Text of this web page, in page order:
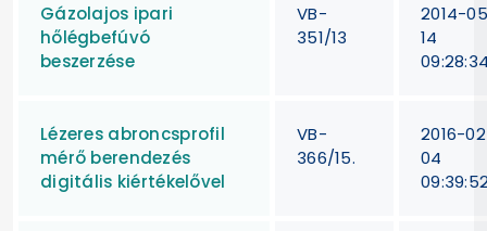
Gázolajos ipari
hőlégbefúvó
beszerzése
VB-
351/13
2014-
14
Lézeres abroncsprofil
mérő berendezés
digitális kiértékelővel
VB-
366/15.
2016-
04